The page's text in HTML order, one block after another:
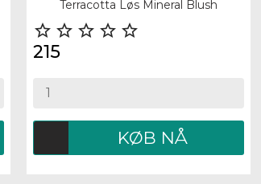
Terracotta Løs Mineral Blush
    
215
KØB NÅ